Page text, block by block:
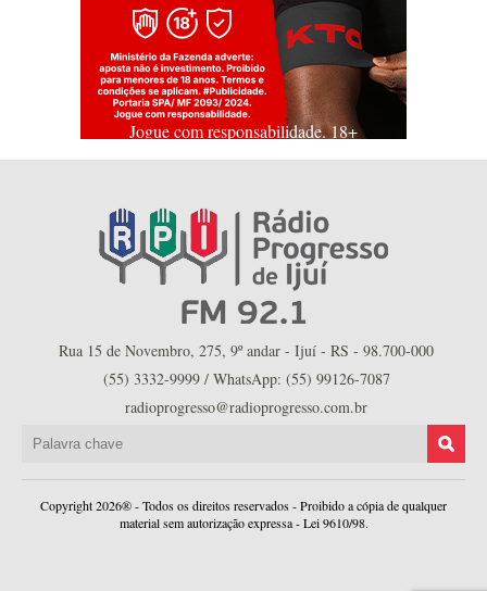
Jogue com responsabilidade. 18+
Rua 15 de Novembro, 275, 9º andar - Ijuí - RS - 98.700-000
(55) 3332-9999 / WhatsApp: (55) 99126-7087
radioprogresso@radioprogresso.com.br
Copyright 2026® - Todos os direitos reservados - Proibido a cópia de qualquer
material sem autorização expressa - Lei 9610/98.